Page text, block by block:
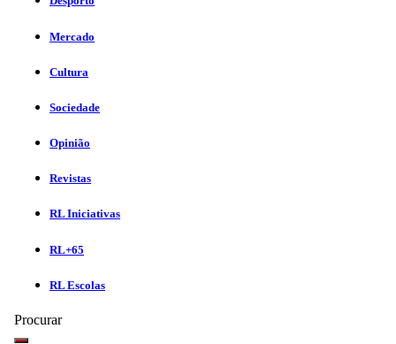
Mercado
Cultura
Sociedade
Opinião
Revistas
RL Iniciativas
RL+65
RL Escolas
Procurar